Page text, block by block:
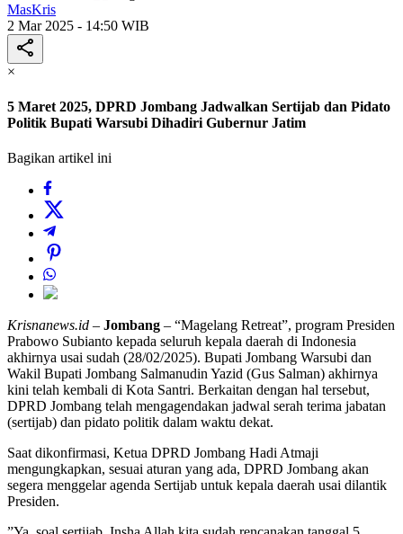
MasKris
2 Mar 2025 - 14:50 WIB
×
5 Maret 2025, DPRD Jombang Jadwalkan Sertijab dan Pidato
Politik Bupati Warsubi Dihadiri Gubernur Jatim
Bagikan artikel ini
Krisnanews.id – Jombang – “Magelang Retreat”, program Presiden
Prabowo Subianto kepada seluruh kepala daerah di Indonesia
akhirnya usai sudah (28/02/2025). Bupati Jombang Warsubi dan
Wakil Bupati Jombang Salmanudin Yazid (Gus Salman) akhirnya
kini telah kembali di Kota Santri. Berkaitan dengan hal tersebut,
DPRD Jombang telah mengagendakan jadwal serah terima jabatan
(sertijab) dan pidato politik dalam waktu dekat.
Saat dikonfirmasi, Ketua DPRD Jombang Hadi Atmaji
mengungkapkan, sesuai aturan yang ada, DPRD Jombang akan
segera menggelar agenda Sertijab untuk kepala daerah usai dilantik
Presiden.